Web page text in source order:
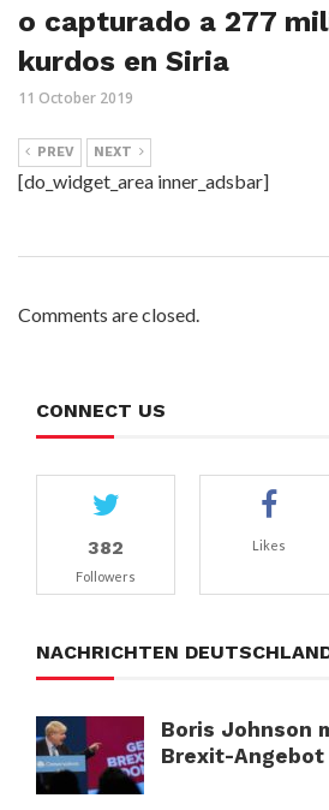
o capturado a 277
kurdos en Siria
11 October 2019
PREV NEXT
[do_widget_area inner_adsbar]
Comments are closed.
CONNECT US
382
Followers
Likes
NACHRICHTEN
Boris Johnson
Brexit-Angebot